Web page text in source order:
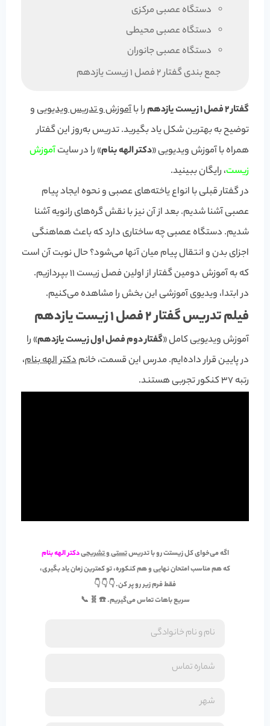
دستگاه عصبی مرکزی
دستگاه عصبی محیطی
دستگاه عصبی جانوران
جمع بندی گفتار 2 فصل 1 زیست یازدهم
گفتار 2 فصل 1 زیست یازدهم را باآموزش و تدریس ویدیوییو
توضیح به بهترین شکل یاد بگیرید. تدریس به‌روز این گفتار
همراه با آموزش ویدیویی «دکتر الهه بنام» را در سایتآموزش
زیست، رایگان ببینید.
در گفتار قبلی با انواع یاخته‌های عصبی و نحوه ایجاد پیام
عصبی آشنا شدیم. بعد از آن نیز با نقش گره‌های رانویه آشنا
شدیم. دستگاه عصبی چه ساختاری دارد که باعث هماهنگی
اجزای بدن و انتقال پیام میان آنها می‌شود؟ حال نوبت آن است
که به آموزش دومین گفتار از اولین فصل زیست 11 بپردازیم.
در ابتدا، ویدیوی آموزشی این بخش را مشاهده می‌کنیم.
فیلم تدریس گفتار 2 فصل 1 زیست یازدهم
آموزش ویدیویی کامل «گفتار دوم فصل اول زیست یازدهم» را
در پایین قرار داده‌ایم. مدرس این قسمت، خانمدکتر الهه بنام،
رتبه 37 کنکور تجربی هستند.
اگه می‌خوای کل زیستت رو با تدریستستی و تشریحیدکتر الهه بنام
که هم مناسبامتحان نهاییو همکنکوره، تو کمترین زمان یاد بگیری،
فقط فرم زیر رو پر کن. 👇 👇 👇
سریع باهات تماس می‌گیریم. ☎️ 🧬 📞